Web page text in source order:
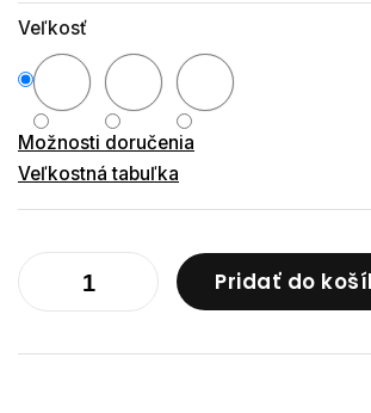
Veľkosť
Možnosti doručenia
Veľkostná tabuľka
Pridať do